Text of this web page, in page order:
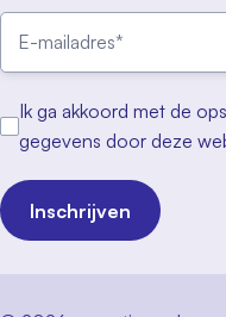
Ik ga akkoord met de
gegevens door deze
Inschrijven